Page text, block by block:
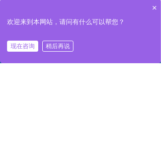
方应在强风、降雨等恶劣天气过后，检查
安装单位（膜结构公司）。
낀
返回首页 一键拨号
×
欢迎来到本网站，请问有什么可以帮您？
现在咨询 稍后再说